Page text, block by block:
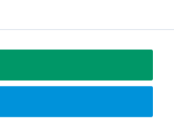
gegevens van
ook nog eens AVG-
Op papier printen en voor
zodra een woning